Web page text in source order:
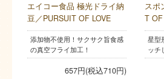
エイコー食品 極光ドライ納
豆／PURSUIT OF LOVE
添加物不使用！サクサク旨食感
の真空フライ加工！
657円(税込710円)
スポ
T OF
星型
ッチ